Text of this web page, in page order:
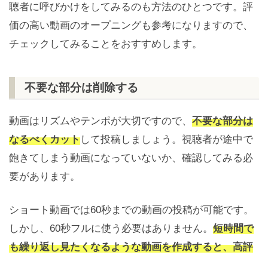
聴者に呼びかけをしてみるのも方法のひとつです。評
価の高い動画のオープニングも参考になりますので、
チェックしてみることをおすすめします。
不要な部分は削除する
動画はリズムやテンポが大切ですので、 不要な部分は
なるべくカットして投稿しましょう。視聴者が途中で
飽きてしまう動画になっていないか、確認してみる必
要があります。
ショート動画では60秒までの動画の投稿が可能です。
しかし、60秒フルに使う必要はありません。 短時間で
も繰り返し見たくなるような動画を作成すると、高評